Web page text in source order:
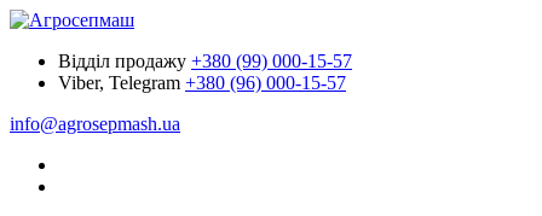
Відділ продажу +380 (99) 000-15-57
Viber, Telegram +380 (96) 000-15-57
info@agrosepmash.ua